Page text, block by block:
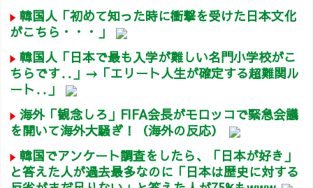
韓国人「初めて知った時に衝撃を受けた日本文化
がこちら・・・」
韓国人「日本で最も入学が難しい名門小学校がこ
ちらです‥」→「エリート人生が確定する超難関ル
ート‥」
海外「観念しろ」FIFA会長がモロッコで緊急会議
を開いて海外大騒ぎ！（海外の反応）
韓国でアンケート調査をしたら、「日本が好き」
と答えた人が過去最多なのに「日本は歴史に対する